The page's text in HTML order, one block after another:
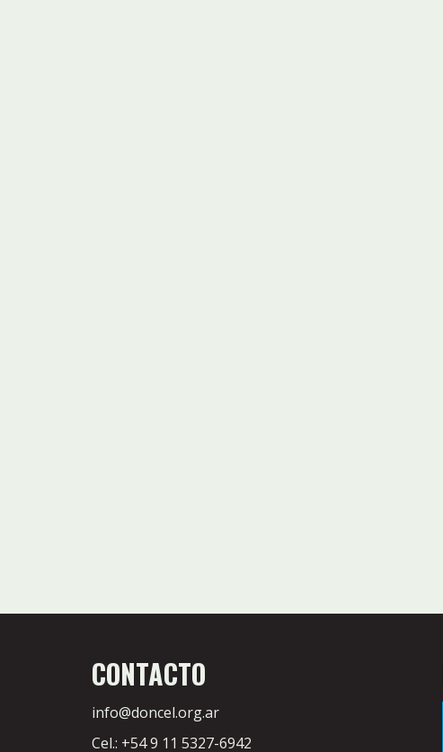
CONTACTO
info@doncel.org.ar
Cel.: +54 9 11 5327-6942